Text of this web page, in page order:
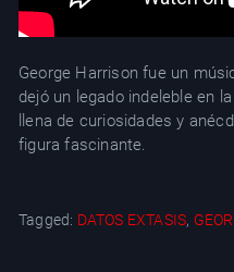
George Harrison fue un
dejó un legado indeleble en
llena de curiosidades y
figura fascinante.
Tagged: DATOS EXTASIS,